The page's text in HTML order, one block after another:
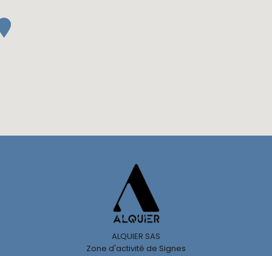
ALQUIER SAS
Zone d'activité de Signes